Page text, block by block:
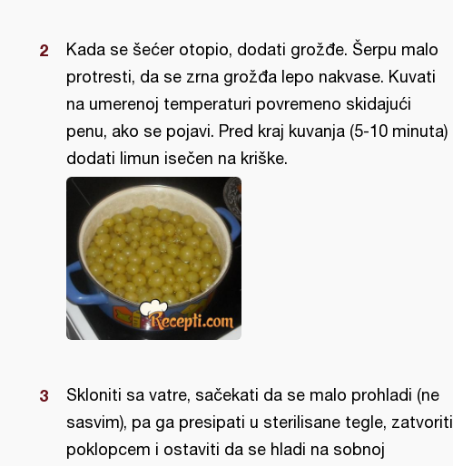
Kada se šećer otopio, dodati grožđe. Šerpu malo
protresti, da se zrna grožđa lepo nakvase. Kuvati
na umerenoj temperaturi povremeno skidajući
penu, ako se pojavi. Pred kraj kuvanja (5-10 minuta)
dodati limun isečen na kriške.
Skloniti sa vatre, sačekati da se malo prohladi (ne
sasvim), pa ga presipati u sterilisane tegle, zatvoriti
poklopcem i ostaviti da se hladi na sobnoj